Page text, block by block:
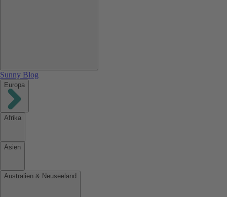
Sunny Blog
Europa
Afrika
Asien
Australien & Neuseeland